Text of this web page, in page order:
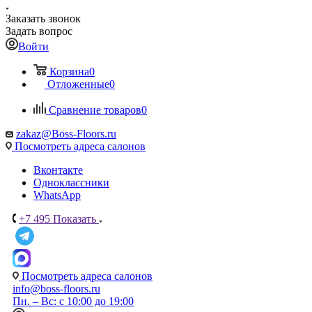
Заказать звонок
Задать вопрос
Войти
Корзина0
Отложенные0
Сравнение товаров0
zakaz@Boss-Floors.ru
Посмотреть адреса салонов
Вконтакте
Одноклассники
WhatsApp
+7 495 Показать
Посмотреть адреса салонов
info@boss-floors.ru
Пн. – Вс: с 10:00 до 19:00